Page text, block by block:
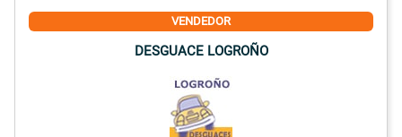
VENDEDOR
DESGUACE LOGROÑO